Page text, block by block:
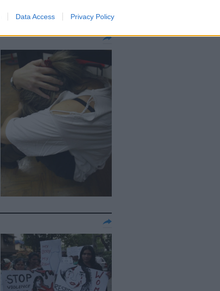
Data Access Privacy Policy